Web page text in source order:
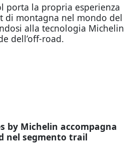
porta la propria esperienza
di montagna nel mondo del
alla tecnologia Michelin
dell’off-road.
by Michelin accompagna
nel segmento trail